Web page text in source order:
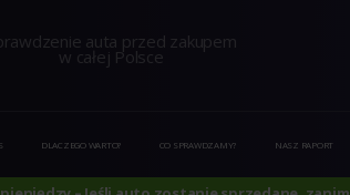
auta przed zakupem
w całej Polsce
DLACZEGO WARTO? CO SPRAWDZAMY? NASZ RAPORT